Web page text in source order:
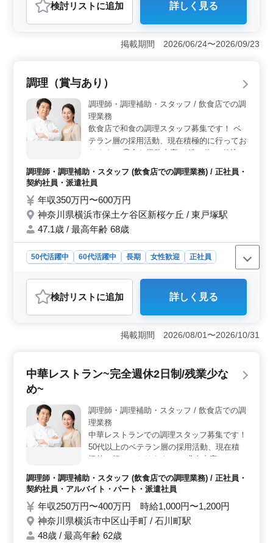
おすすめポイント
＜経験を活かせる環境＞ ゴルフ場レストランで、調理
経験を存分に発揮できます。料理長の補佐や新商品の開
発にも携わっていただきます。ただ調理を行うだけでな
躍しており、最高年齢は68歳とシニア世代の実績も豊富
です。年齢問わず即戦力として活躍でき、長年培ってき
た技術を活かして働けます。 ＜働きやすい条件が揃
う＞ マイカー通勤可能で交通費は実費支給（上限な
し）、福利厚生も充実しています。有給休暇もしっかり
利用でき、長期的に無理なく勤務を続けられる職場環境
検討リスト に追加 詳しく見る
掲載期間 2026/06/24〜2026/09/23
調理（賞与あり）
調理師・調理補助・スタッフ / 飲食店での調
理業務
飲食店で和食の調理スタッフ募集です！ ベ
テラン層の採用活動、現在積極的に行ってお
ります。 ◯主な業務内容 ・洗い物 ・仕込み
・そば、揚げ物、刺身等の調理 ・厨房業務
・調理補助 業務内容は指導しますので、ブ
ランクがある方も安心して応募して下さい。
現在50歳以上のベテラン料理人も活躍中。
今までの経験を活かして、厨房で活躍してみ
ませんか？
調理師・調理補助・スタッフ (飲食店での調理業務) / 正社員・
契約社員・派遣社員
年収350万円〜600万円
神奈川県横浜市保土ケ谷区新桜ケ丘 / 東戸塚駅
47.1歳 / 最高年齢 68歳
50代活躍中 60代活躍中 長期 女性歓迎
正社員
おすすめポイント
＜賞与ありで収入安定＞ この求人は年2回の賞与制度が
あり、最大70万円の支給があります。安定した収入を得
られるため、長期的に安心して働けます。賞与があるこ
とで、生活の安定や将来の計画も立てやすくなり、経済
ばや揚げ物、刺身など多岐にわたる調理業務に携わるこ
とができます。経験を活かしてスキルを発揮できる環境
ランクがある方でも安心して働けます。技術を磨きなが
ら成長できる機会が豊富です。 ＜働きやすい環境
＞ 水曜日と第3木曜日が休日で、週5〜6日勤務です。休
憩時間も150分あり、月平均残業時間は20時間と無理のな
い働き方ができます。これにより、プライベートの時間
適しています。仕事と家庭の両立が可能な環境が整って
います。
検討リスト に追加 詳しく見る
掲載期間 2026/08/01〜2026/10/31
中華レストラン~完全週休2日制/残業少な
め~
調理師・調理補助・スタッフ / 飲食店での調
理業務
中華レストランでの調理スタッフ募集です！
50代以上のベテラン層の採用活動、現在積
極的に行っております。 ＊求人内容＊ ・調
理 ・盛り付け ・仕込み ・食器洗浄 ・厨房
業務 ・店内清掃 ・調理補助 ＊備考＊ ・週
休2日制 ・社会保険完備 ・勤務時間応相談
・50代、60代の採用実績あり 今まで培って
きた経験を活かし、美味しい中華料理を若提
供しませんか？ ブランクのある方もご応募
調理師・調理補助・スタッフ (飲食店での調理業務) / 正社員・
契約社員・アルバイト・パート・派遣社員
年収250万円〜400万円 時給1,000円〜1,200円
神奈川県横浜市中区山手町 / 石川町駅
48歳 / 最高年齢 62歳